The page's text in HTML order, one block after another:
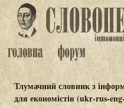
Тлумачний словник з
для економістів (ukr-rus-